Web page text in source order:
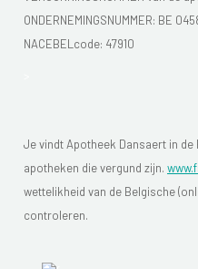
ONDERNEMINGSNUMMER: BE
NACEBELcode: 47910
Je vindt Apotheek Dansaert in de
apotheken die vergund zijn.
wettelikheid van de Belgische
controleren.